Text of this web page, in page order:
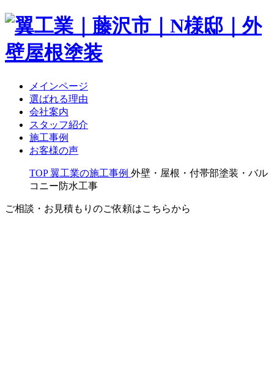
メインページ
選ばれる理由
会社案内
スタッフ紹介
施工事例
お客様の声
TOP 翼工業の施工事例 外壁・屋根・付帯部塗装・バル
コニー防水工事
ご相談・お見積もりのご依頼はこちらから